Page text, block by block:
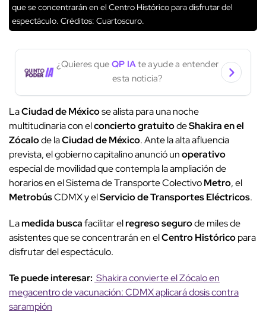
que se concentrarán en el Centro Histórico para disfrutar del
espectáculo. Créditos: Cuartoscuro.
¿Quieres que QP IAte ayude a entender
esta noticia?
LaCiudad de Méxicose alista para una noche
multitudinaria con elconcierto gratuitodeShakira en el
Zócalode laCiudad de México. Ante la alta afluencia
prevista, el gobierno capitalino anunció unoperativo
especial de movilidad que contempla la ampliación de
horarios en el Sistema de Transporte ColectivoMetro, el
MetrobúsCDMX y elServicio de Transportes Eléctricos.
Lamedida buscafacilitar elregreso segurode miles de
asistentes que se concentrarán en elCentro Históricopara
disfrutar del espectáculo.
Te puede interesar: Shakira convierte el Zócalo en
megacentro de vacunación: CDMX aplicará dosis contra
sarampión